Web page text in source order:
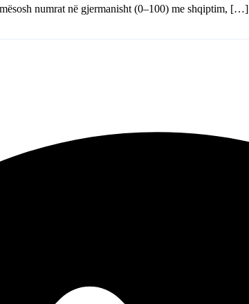
numrat në gjermanisht (0–100) me shqiptim, […]